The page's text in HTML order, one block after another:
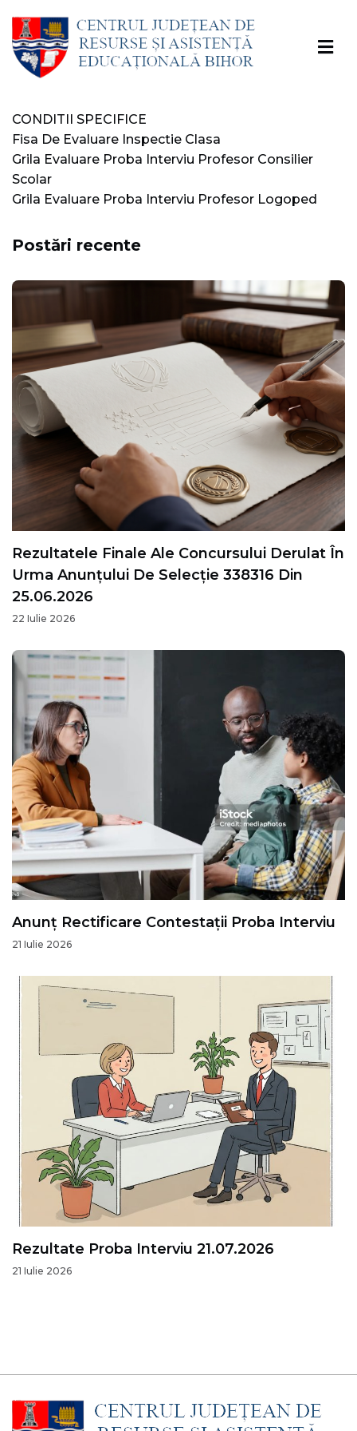
CONDITII SPECIFICE
Fisa De Evaluare Inspectie Clasa
Grila Evaluare Proba Interviu Profesor Consilier
Scolar
Grila Evaluare Proba Interviu Profesor Logoped
Postări recente
Rezultatele Finale Ale Concursului Derulat În
Urma Anunțului De Selecție 338316 Din
25.06.2026
22 Iulie 2026
Anunț Rectificare Contestații Proba Interviu
21 Iulie 2026
Rezultate Proba Interviu 21.07.2026
21 Iulie 2026